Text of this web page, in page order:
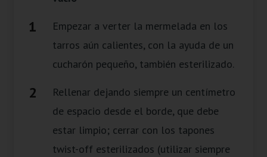
Empezar a verter la mermelada en los
tarros aún calientes, con la ayuda de un
cucharón pequeño, también esterilizado.
Rellenar dejando siempre un centímetro
de espacio desde el borde, que debe
estar limpio; cerrar con los tapones
twist-off esterilizados (utilizar siempre